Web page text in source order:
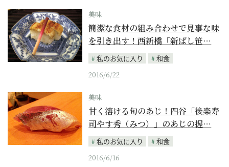
美味
簡潔な食材の組み合わせで見事な味
を引き出す！西新橋「新ばし笹…
私のお気に入り
和食
2016/6/22
美味
甘く溶ける旬のあじ！四谷「後楽寿
司やす秀（みつ）」のあじの握…
私のお気に入り
和食
2016/6/16